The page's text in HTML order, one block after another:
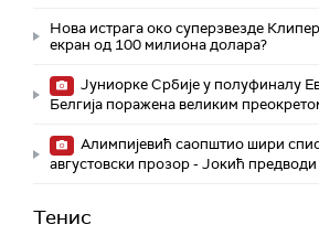
Нова истрага око суперзвезде
екран од 100 милиона долара?
Јуниорке Србије у полуфиналу
Белгија поражена великим
Алимпијевић саопштио шири
августовски прозор - Јокић
Тенис